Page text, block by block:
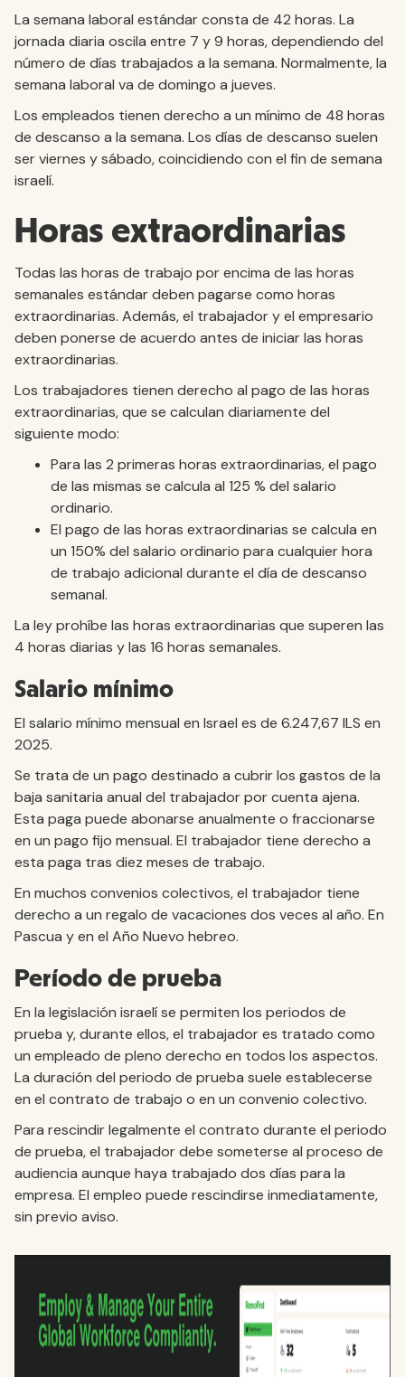
La semana laboral estándar consta de 42 horas. La
jornada diaria oscila entre 7 y 9 horas, dependiendo del
número de días trabajados a la semana. Normalmente, la
semana laboral va de domingo a jueves.
Los empleados tienen derecho a un mínimo de 48 horas
de descanso a la semana. Los días de descanso suelen
ser viernes y sábado, coincidiendo con el fin de semana
israelí.
Horas extraordinarias
Todas las horas de trabajo por encima de las horas
semanales estándar deben pagarse como horas
extraordinarias. Además, el trabajador y el empresario
deben ponerse de acuerdo antes de iniciar las horas
extraordinarias.
Los trabajadores tienen derecho al pago de las horas
extraordinarias, que se calculan diariamente del
siguiente modo:
Para las 2 primeras horas extraordinarias, el pago
de las mismas se calcula al 125 % del salario
ordinario.
El pago de las horas extraordinarias se calcula en
un 150% del salario ordinario para cualquier hora
de trabajo adicional durante el día de descanso
semanal.
La ley prohíbe las horas extraordinarias que superen las
4 horas diarias y las 16 horas semanales.
Salario mínimo
El salario mínimo mensual en Israel es de 6.247,67 ILS en
2025.
Se trata de un pago destinado a cubrir los gastos de la
baja sanitaria anual del trabajador por cuenta ajena.
Esta paga puede abonarse anualmente o fraccionarse
en un pago fijo mensual. El trabajador tiene derecho a
esta paga tras diez meses de trabajo.
En muchos convenios colectivos, el trabajador tiene
derecho a un regalo de vacaciones dos veces al año. En
Pascua y en el Año Nuevo hebreo.
Período de prueba
En la legislación israelí se permiten los periodos de
prueba y, durante ellos, el trabajador es tratado como
un empleado de pleno derecho en todos los aspectos.
La duración del periodo de prueba suele establecerse
en el contrato de trabajo o en un convenio colectivo.
Para rescindir legalmente el contrato durante el periodo
de prueba, el trabajador debe someterse al proceso de
audiencia aunque haya trabajado dos días para la
empresa. El empleo puede rescindirse inmediatamente,
sin previo aviso.